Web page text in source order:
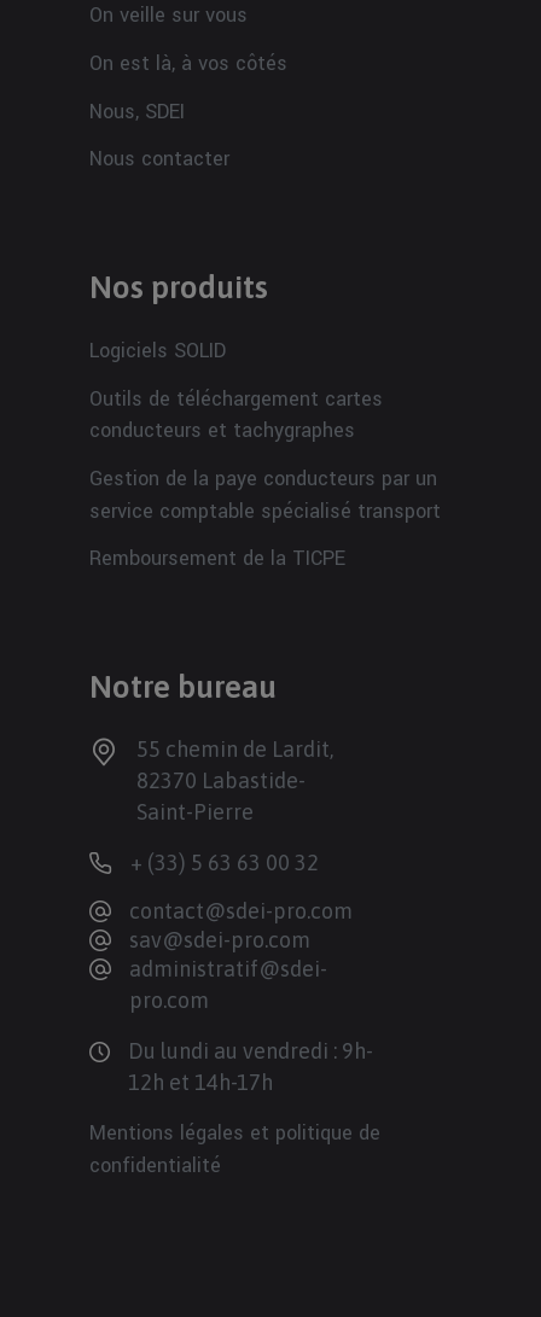
On veille sur vous
On est là, à vos côtés
Nous, SDEI
Nous contacter
Nos produits
Logiciels SOLID
Outils de téléchargement cartes
conducteurs et tachygraphes
Gestion de la paye conducteurs par un
service comptable spécialisé transport
Remboursement de la TICPE
Notre bureau
55 chemin de Lardit,
82370 Labastide-
Saint-Pierre
+ (33) 5 63 63 00 32
contact@sdei-pro.com
sav@sdei-pro.com
administratif@sdei-
pro.com
Du lundi au vendredi : 9h-
12h et 14h-17h
Mentions légales et politique de
confidentialité